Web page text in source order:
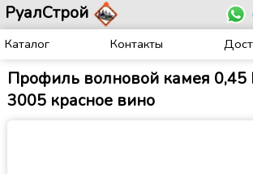
РуалСтрой
Каталог Контакты
Профиль волновой камея 0,45
3005 красное вино